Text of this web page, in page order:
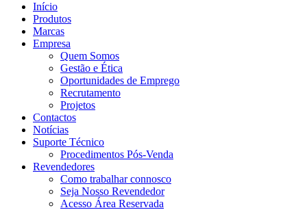
Início
Produtos
Marcas
Empresa
Quem Somos
Gestão e Ética
Oportunidades de Emprego
Recrutamento
Projetos
Contactos
Notícias
Suporte Técnico
Procedimentos Pós-Venda
Revendedores
Como trabalhar connosco
Seja Nosso Revendedor
Acesso Área Reservada